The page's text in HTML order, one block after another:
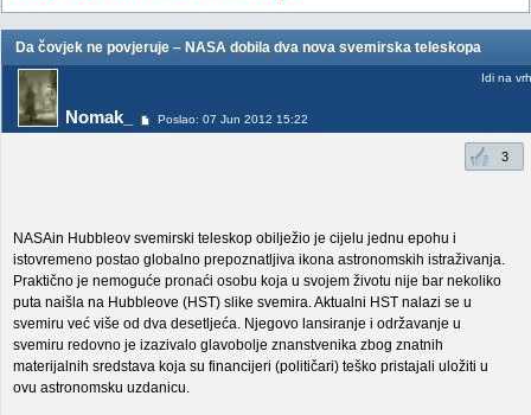
Da čovjek ne povjeruje – NASA dobila dva nova svemirska teleskopa
Nomak_ Poslao: 07 Jun 2012 15:22
Idi na vrh
3
NASAin Hubbleov svemirski teleskop obilježio je cijelu jednu epohu i
istovremeno postao globalno prepoznatljiva ikona astronomskih istraživanja.
Praktično je nemoguće pronaći osobu koja u svojem životu nije bar nekoliko
puta naišla na Hubbleove (HST) slike svemira. Aktualni HST nalazi se u
svemiru već više od dva desetljeća. Njegovo lansiranje i održavanje u
svemiru redovno je izazivalo glavobolje znanstvenika zbog znatnih
materijalnih sredstava koja su financijeri (političari) teško pristajali uložiti u
ovu astronomsku uzdanicu.